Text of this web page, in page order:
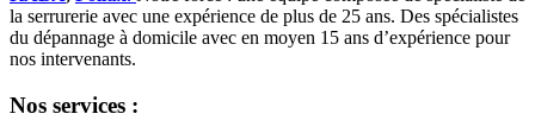
la serrurerie avec une expérience de plus de 25 ans. Des spécialistes
du dépannage à domicile avec en moyen 15 ans d’expérience pour
nos intervenants.
Nos services :